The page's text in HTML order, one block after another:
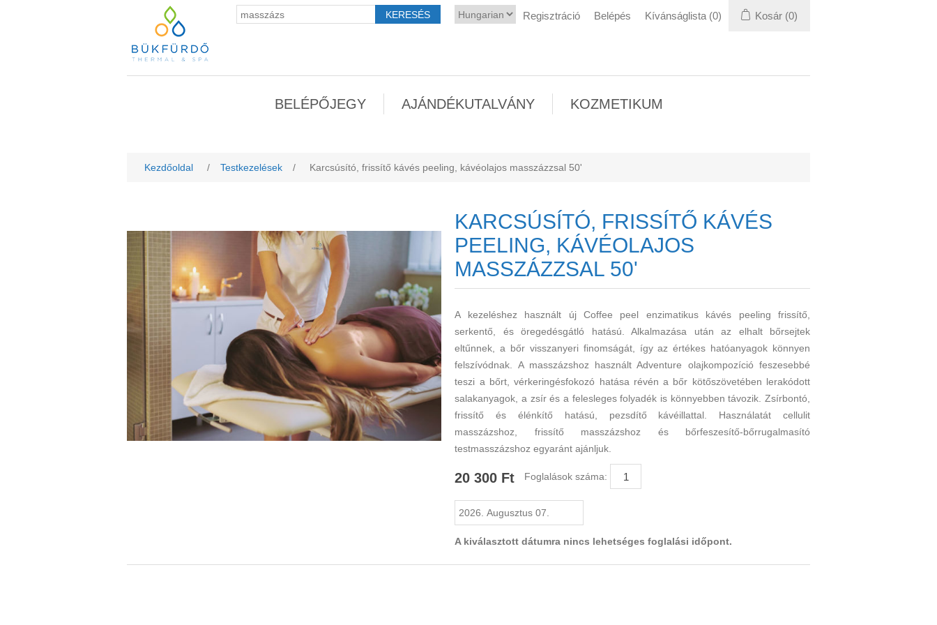
Regisztráció Belépés Kívánságlista (0) Kosár (0)
BELÉPŐJEGY AJÁNDÉKUTALVÁNY KOZMETIKUM
Kezdőoldal / Testkezelések / Karcsúsító, frissítő kávés peeling, kávéolajos masszázzsal 50'
KARCSÚSÍTÓ, FRISSÍTŐ KÁVÉS
PEELING, KÁVÉOLAJOS
MASSZÁZZSAL 50'
A kezeléshez használt új Coffee peel enzimatikus kávés peeling frissítő,
serkentő, és öregedésgátló hatású. Alkalmazása után az elhalt bőrsejtek
eltűnnek, a bőr visszanyeri finomságát, így az értékes hatóanyagok könnyen
felszívódnak. A masszázshoz használt Adventure olajkompozíció feszesebbé
teszi a bőrt, vérkeringésfokozó hatása révén a bőr kötőszövetében lerakódott
salakanyagok, a zsír és a felesleges folyadék is könnyebben távozik. Zsírbontó,
frissítő és élénkítő hatású, pezsdítő kávéillattal. Használatát cellulit
masszázshoz, frissítő masszázshoz és bőrfeszesítő-bőrrugalmasító
testmasszázshoz egyaránt ajánljuk.
20 300 Ft Foglalások száma:
A kiválasztott dátumra nincs lehetséges foglalási időpont.